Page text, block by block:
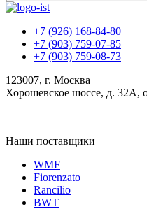
+7 (926) 168-84-80
+7 (903) 759-07-85
+7 (903) 759-08-73
123007, г. Москва
Хорошевское шоссе, д. 32А,
Наши поставщики
WMF
Fiorenzato
Rancilio
BWT